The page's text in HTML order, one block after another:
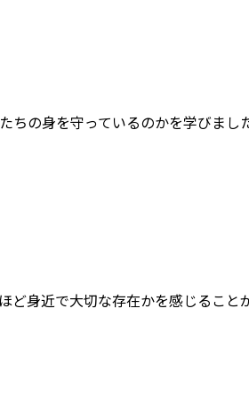
ちの身を守っているのかを学びまし
ど身近で大切な存在かを感じること